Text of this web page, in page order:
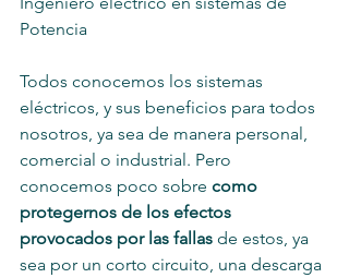
Potencia
Todos conocemos los sistemas
eléctricos, y sus beneficios para todos
nosotros, ya sea de manera personal,
comercial o industrial. Pero
conocemos poco sobre como
protegernos de los efectos
provocados por las fallas de estos, ya
sea por un corto circuito, una descarga